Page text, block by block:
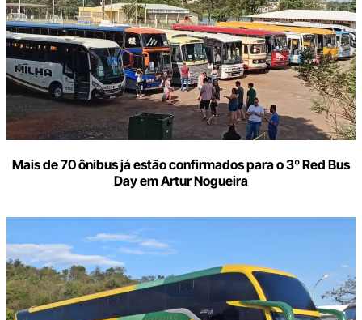
Mais de 70 ônibus já estão confirmados para o 3º Red Bus
Day em Artur Nogueira